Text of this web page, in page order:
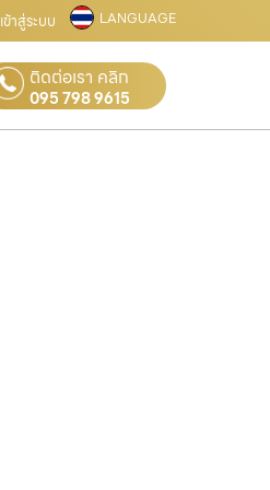
เข้าสู่ระบบ LANGUAGE
ติดต่อเรา คลิก
095 798 9615